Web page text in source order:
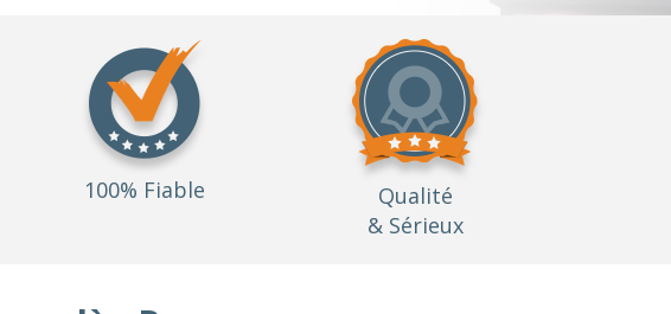
100% Fiable
Qualité
& Sérieux